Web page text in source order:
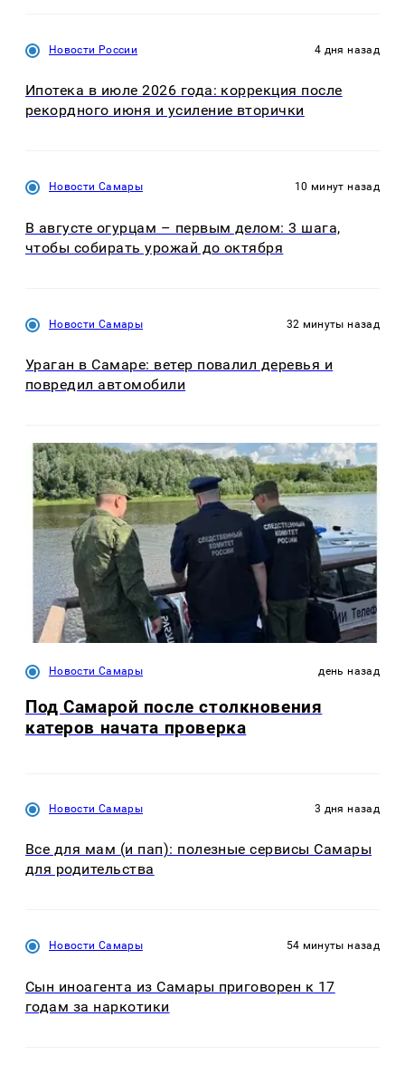
Новости России 4 дня назад
Ипотека в июле 2026 года: коррекция после
рекордного июня и усиление вторички
Новости Самары 10 минут назад
В августе огурцам – первым делом: 3 шага,
чтобы собирать урожай до октября
Новости Самары 32 минуты назад
Ураган в Самаре: ветер повалил деревья и
повредил автомобили
Новости Самары день назад
Под Самарой после столкновения
катеров начата проверка
Новости Самары 3 дня назад
Все для мам (и пап): полезные сервисы Самары
для родительства
Новости Самары 54 минуты назад
Сын иноагента из Самары приговорен к 17
годам за наркотики